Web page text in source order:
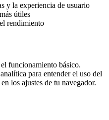
y la experiencia de usuario
útiles
rendimiento
funcionamiento básico.
para entender el uso del
los ajustes de tu navegador.